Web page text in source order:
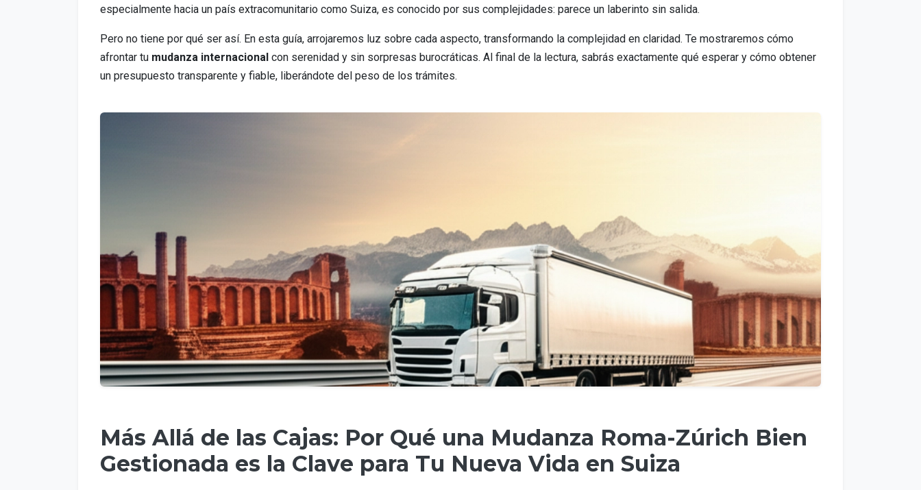
especialmente hacia un país extracomunitario como Suiza, es conocido por sus complejidades: parece un laberinto sin salida.
Pero no tiene por qué ser así. En esta guía, arrojaremos luz sobre cada aspecto, transformando la complejidad en claridad. Te mostraremos cómo
afrontar tu mudanza internacional con serenidad y sin sorpresas burocráticas. Al final de la lectura, sabrás exactamente qué esperar y cómo obtener
un presupuesto transparente y fiable, liberándote del peso de los trámites.
Más Allá de las Cajas: Por Qué una Mudanza Roma-Zúrich Bien
Gestionada es la Clave para Tu Nueva Vida en Suiza